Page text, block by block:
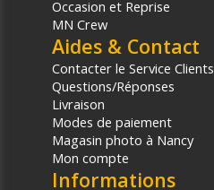
Occasion et Reprise
MN Crew
Aides & Contact
Contacter le Service Clients
Questions/Réponses
Livraison
Modes de paiement
Magasin photo à Nancy
Mon compte
Informations